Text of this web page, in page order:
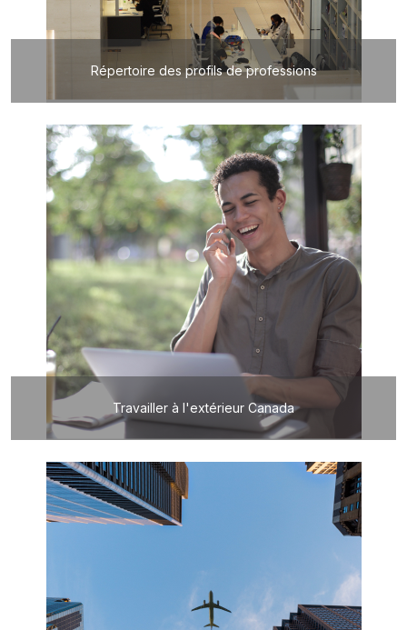
Répertoire des profils de professions
Travailler à l'extérieur Canada